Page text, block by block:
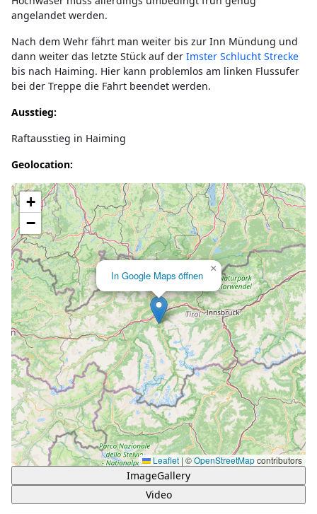
angelandet werden.
Nach dem Wehr fährt man weiter bis zur Inn Mündung und
dann weiter das letzte Stück auf der Imster Schlucht Strecke
bis nach Haiming. Hier kann problemlos am linken Flussufer
bei der Treppe die Fahrt beendet werden.
Ausstieg:
Raftausstieg in Haiming
Geolocation:
Lade Karte...
In Google Maps öffnen
×
+
−
Leaflet | ©OpenStreetMapcontributors
ImageGallery
Video